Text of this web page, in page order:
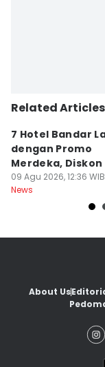
Related Articles
7 Hotel Bandar
dengan Promo
Merdeka, Diskon
50 Persen
09 Agu 2026, 12:36 WIB
News
About Us